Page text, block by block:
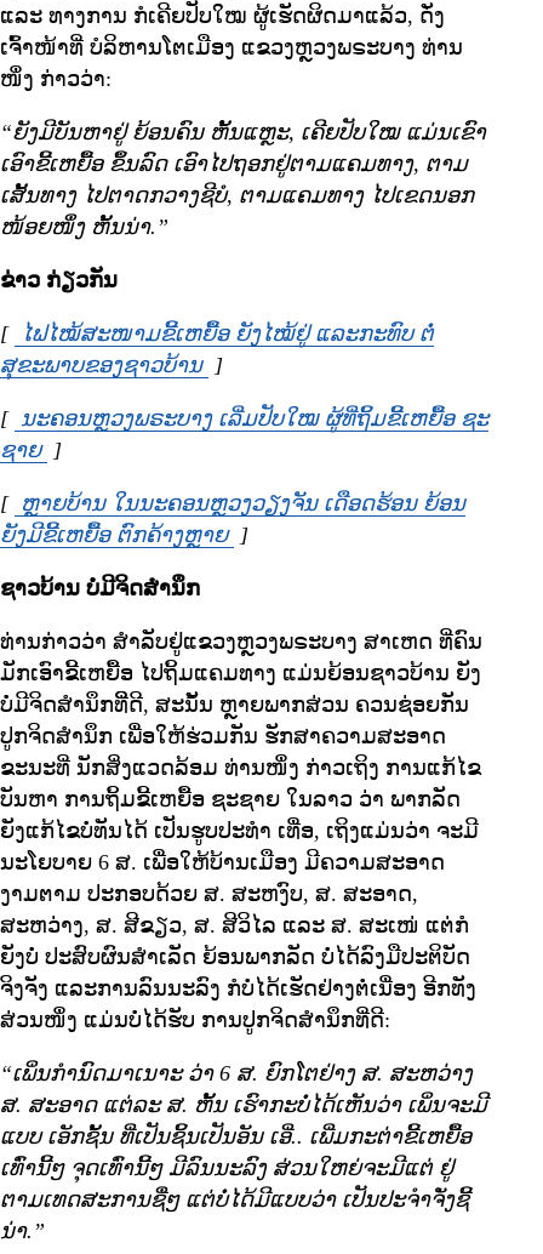
ແລະ ທາງການ ກໍເຄີຍປັບໃໝ ຜູ້ເຮັດຜິດມາແລ້ວ, ດັ່ງ
ເຈົ້າໜ້າທີ່ ບໍລິຫານໂຕເມືອງ ແຂວງຫຼວງພຣະບາງ ທ່ານ
ໜຶ່ງ ກ່າວວ່າ:
“ຍັງມີບັນຫາຢູ່ ຍ້ອນຄົນ ຫັ້ນແຫຼະ, ເຄີຍປັບໃໝ ແມ່ນເຂົາ
ເອົາຂີ້ເຫຍື້ອ ຂຶ້ນລົດ ເອົາໄປຖອກຢູ່ຕາມແຄມທາງ, ຕາມ
ເສັ້ນທາງ ໄປຕາດກວາງຊີບໍ, ຕາມແຄມທາງ ໄປເຂດນອກ
ໜ້ອຍໜຶ່ງ ຫັ້ນນ່າ.”
ຂ່າວ ກ່ຽວກັນ
[
ໄຟໄໝ້ສະໜາມຂີ້ເຫຍື້ອ ຍັງໄໝ້ຢູ່ ແລະກະທົບ ຕໍ່
ສຸຂະພາບຂອງຊາວບ້ານ Opens in new window
]
[ ນະຄອນຫຼວງພຣະບາງ ເລີ່ມປັບໃໝ ຜູ້ທີ່ຖິ້ມຂີ້ເຫຍື້ອ ຊະ
ຊາຍ Opens in new window
]
[ ຫຼາຍບ້ານ ໃນນະຄອນຫຼວງວຽງຈັນ ເດືອດຮ້ອນ ຍ້ອນ
ຍັງມີຂີ້ເຫຍື້ອ ຕົກຄ້າງຫຼາຍ Opens in new window
]
ຊາວບ້ານ ບໍ່ມີຈິດສຳນຶກ
ທ່ານກ່າວວ່າ ສໍາລັບຢູ່ແຂວງຫຼວງພຣະບາງ ສາເຫດ ທີ່ຄົນ
ມັກເອົາຂີ້ເຫຍື້ອ ໄປຖິ້ມແຄມທາງ ແມ່ນຍ້ອນຊາວບ້ານ ຍັງ
ບໍ່ມີຈິດສໍານຶກທີ່ີດີ, ສະນັ້ນ ຫຼາຍພາກສ່ວນ ຄວນຊ່ອຍກັນ
ປູກຈິດສໍານຶກ ເພື່ອໃຫ້ຮ່ວມກັນ ຮັກສາຄວາມສະອາດ
ຂະນະທີ່ ນັກສິ່ງແວດລ້ອມ ທ່ານໜຶ່ງ ກ່າວເຖິງ ການແກ້ໄຂ
ບັນຫາ ການຖິ້ມຂີ້ເຫຍື້ອ ຊະຊາຍ ໃນລາວ ວ່າ ພາກລັດ
ຍັງແກ້ໄຂບໍ່ທັນໄດ້ ເປັນຮູບປະທໍາ ເທື່ອ, ເຖິງແມ່ນວ່າ ຈະມີ
ນະໂຍບາຍ 6 ສ. ເພື່ອໃຫ້ບ້ານເມືອງ ມີຄວາມສະອາດ
ງາມຕາມ ປະກອບດ້ວຍ ສ. ສະຫງົບ, ສ. ສະອາດ,
ສະຫວ່າງ, ສ. ສີຂຽວ, ສ. ສີວິໄລ ແລະ ສ. ສະເໜ່ ແຕ່ກໍ
ຍັງບໍ່ ປະສົບຜົນສໍາເລັດ ຍ້ອນພາກລັດ ບໍ່ໄດ້ລົງມືປະຕິບັດ
ຈິງຈັງ ແລະການລົນນະລົງ ກໍບໍ່ໄດ້ເຮັດຢ່າງຕໍ່ເນື່ອງ ອີກທັງ
ສ່ວນໜຶ່ງ ແມ່ນບໍ່ໄດ້ຮັບ ການປູກຈິດສໍານຶກທີ່ດີ:
“ເພິ່ນກໍານົດມາເນາະ ວ່າ 6 ສ. ຍົກໂຕຢ່າງ ສ. ສະຫວ່າງ
ສ. ສະອາດ ແຕ່ລະ ສ. ຫັ້ນ ເຮົາກະບໍ່ໄດ້ເຫັນວ່າ ເພິ່ນຈະມີ
ແບບ ເອັກຊັ້ນ ທີ່ເປັນຊິ້ນເປັນອັນ ເອີ່.. ເພີ່ມກະຕ່າຂີ້ເຫຍື້ອ
ເທົ່ານີ້ໆ ຈຸດເທົ່ານີ້ໆ ມີລົນນະລົງ ສ່ວນໃຫຍ່ຈະມີແຕ່ ຢູ່
ຕາມເທດສະການຊື່ໆ ແຕ່ບໍ່ໄດ້ມີແບບວ່າ ເປັນປະຈໍາຈັ່ງຊີ້
ນ່າ.”